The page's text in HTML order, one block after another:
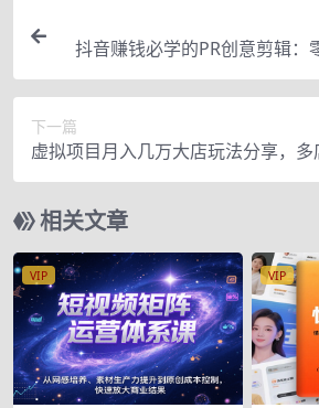
抖音赚钱必学的PR创意剪辑：
大片，让人一看
下一篇
虚拟项目月入几万大店玩法分享，多
增（快速起店盈利）！【视频教程】
相关文章
VIP VIP